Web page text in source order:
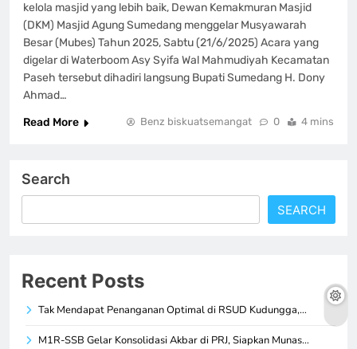
kelola masjid yang lebih baik, Dewan Kemakmuran Masjid
(DKM) Masjid Agung Sumedang menggelar Musyawarah
Besar (Mubes) Tahun 2025, Sabtu (21/6/2025) Acara yang
digelar di Waterboom Asy Syifa Wal Mahmudiyah Kecamatan
Paseh tersebut dihadiri langsung Bupati Sumedang H. Dony
Ahmad…
Read More
Benz biskuatsemangat 0 4 mins
Search
SEARCH
Recent Posts
Tak Mendapat Penanganan Optimal di RSUD Kudungga,…
M1R-SSB Gelar Konsolidasi Akbar di PRJ, Siapkan Munas…